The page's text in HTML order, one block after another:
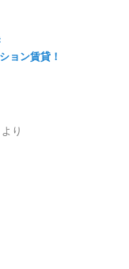
ョン賃貸！
より